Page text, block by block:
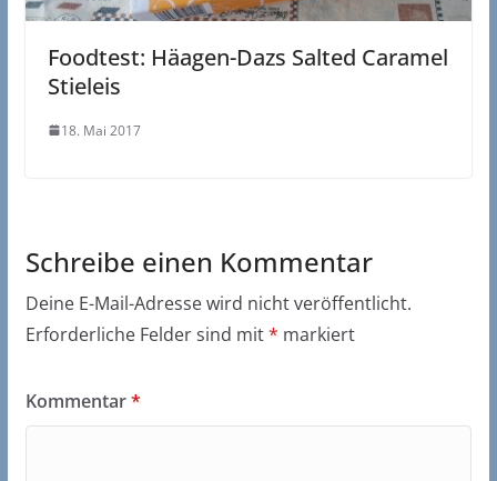
Foodtest: Häagen-Dazs Salted Caramel
Stieleis
18. Mai 2017
Schreibe einen Kommentar
Deine E-Mail-Adresse wird nicht veröffentlicht.
Erforderliche Felder sind mit* markiert
Kommentar*